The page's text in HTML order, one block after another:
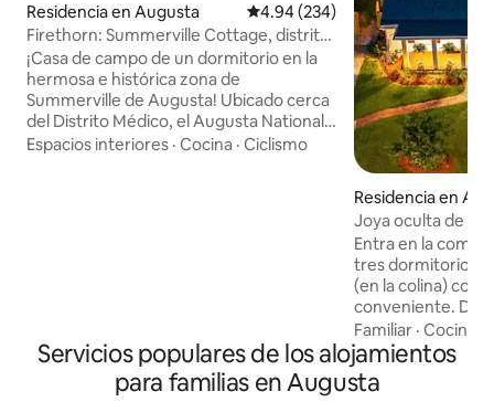
Residencia en Augusta Calificación promedio: 4.94 de
4.94 (234)
Firethorn: Summerville Cottage, distrito
médico
¡Casa de campo de un dormitorio en la
hermosa e histórica zona de
Summerville de Augusta! Ubicado cerca
del Distrito Médico, el Augusta National y
fantásticas opciones gastronómicas en
un Airbnb separado, separado por una
gran plataforma de estacionamiento.
Espacios interiores · Cocina · Ciclismo
Residencia en
Joya oculta de
y chimenea al
Entra en la
tres dormitorios y
(en la colina) con
conveniente.
estar, zona de
completa y más
trasero vallado
agua salada a
Familiar ·Cocina
Servicios populares de los alojamientos
para familias en Augusta